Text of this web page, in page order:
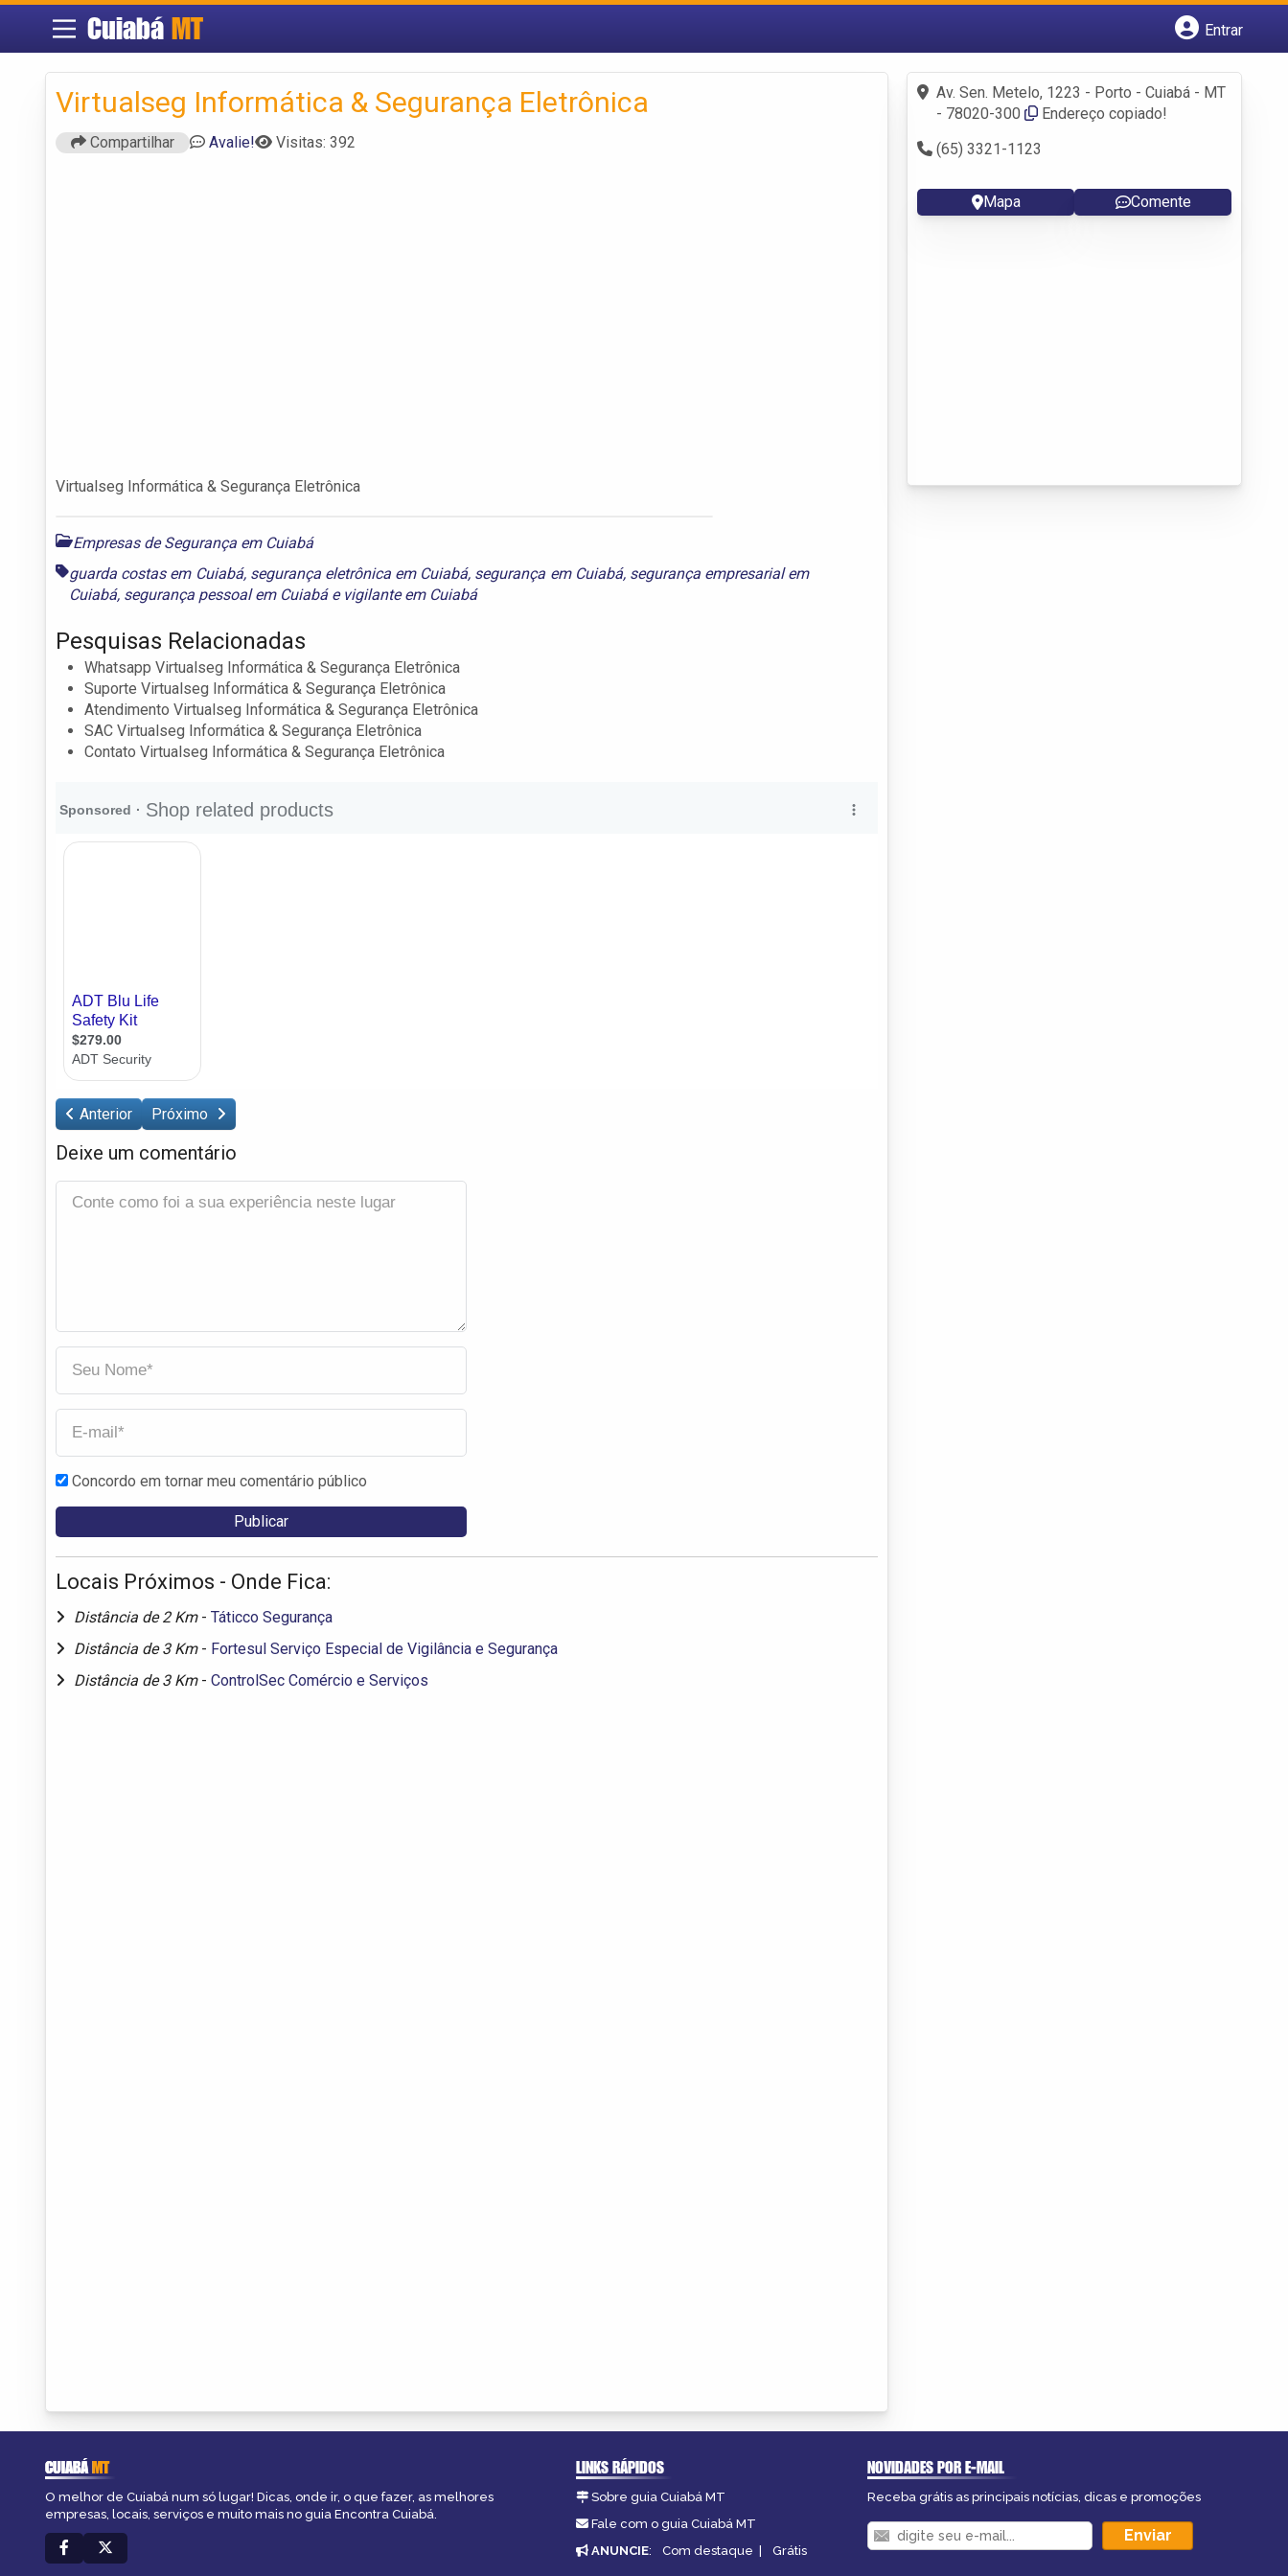
Cuiabá MT
Entrar
Fazer login
Criar conta
Virtualseg Informática & Segurança Eletrônica
Compartilhar Avalie! Visitas: 392
Virtualseg Informática & Segurança Eletrônica
Empresas de Segurança em Cuiabá
guarda costas em Cuiabá, segurança eletrônica em Cuiabá, segurança em Cuiabá, segurança empresarial em
Cuiabá, segurança pessoal em Cuiabáe vigilante em Cuiabá
Pesquisas Relacionadas
Whatsapp Virtualseg Informática & Segurança Eletrônica
Suporte Virtualseg Informática & Segurança Eletrônica
Atendimento Virtualseg Informática & Segurança Eletrônica
SAC Virtualseg Informática & Segurança Eletrônica
Contato Virtualseg Informática & Segurança Eletrônica
Anterior Próximo
Deixe um comentário
Concordo em tornar meu comentário público
Locais Próximos - Onde Fica:
Distância de 2 Km - Táticco Segurança
Distância de 3 Km - Fortesul Serviço Especial de Vigilância e Segurança
Distância de 3 Km - ControlSec Comércio e Serviços
Av. Sen. Metelo, 1223 - Porto - Cuiabá - MT
- 78020-300
Endereço copiado!
(65) 3321-1123
Mapa Comente
CUIABÁMT
O melhor de Cuiabá num só lugar! Dicas, onde ir, o que fazer, as melhores
empresas, locais, serviços e muito mais no guia Encontra Cuiabá.
LINKS RÁPIDOS
Sobre guia Cuiabá MT
Fale com o guia Cuiabá MT
ANUNCIE: Com destaque | Grátis
NOVIDADES POR E-MAIL
Receba grátis as principais notícias, dicas e promoções